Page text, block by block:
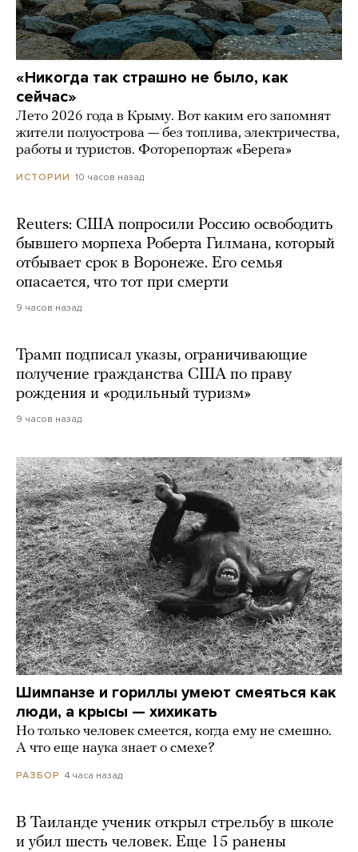
«Никогда так страшно не было, как
сейчас»
Лето 2026 года в Крыму. Вот каким его запомнят
жители полуострова — без топлива, электричества,
работы и туристов. Фоторепортаж «Берега»
ИСТОРИИ 10 часов назад
Reuters: США попросили Россию освободить
бывшего морпеха Роберта Гилмана, который
отбывает срок в Воронеже. Его семья
опасается, что тот при смерти
9 часов назад
Трамп подписал указы, ограничивающие
получение гражданства США по праву
рождения и «родильный туризм»
9 часов назад
Шимпанзе и гориллы умеют смеяться как
люди, а крысы — хихикать
Но только человек смеется, когда ему не смешно.
А что еще наука знает о смехе?
РАЗБОР 4 часа назад
В Таиланде ученик открыл стрельбу в школе
и убил шесть человек. Еще 15 ранены